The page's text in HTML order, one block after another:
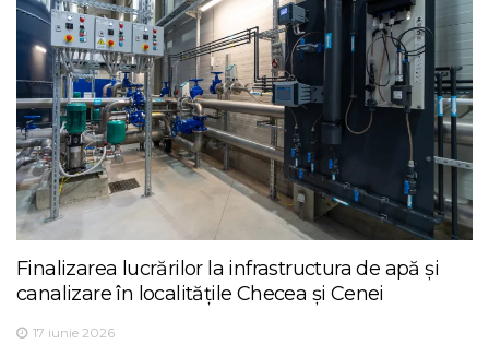
Finalizarea lucrărilor la infrastructura de apă și
canalizare în localitățile Checea și Cenei
17 iunie 2026